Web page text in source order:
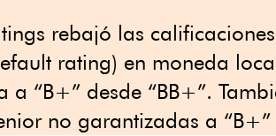
rebajó las
rating) en moneda
a “B+” desde “BB+”.
no garantizadas a “B+”